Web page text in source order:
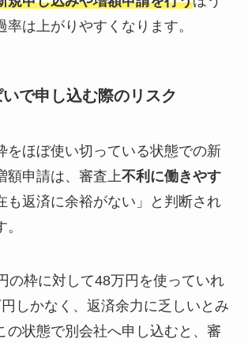
率は上がりやすくなります。
で申し込む際のリスク
をほぼ使い切っている状態での新
額申請は、審査上不利に働きやす
も返済に余裕がない」と判断され
の枠に対して48万円を使っていれ
しかなく、返済余力に乏しいとみ
の状態で別会社へ申し込むと、審